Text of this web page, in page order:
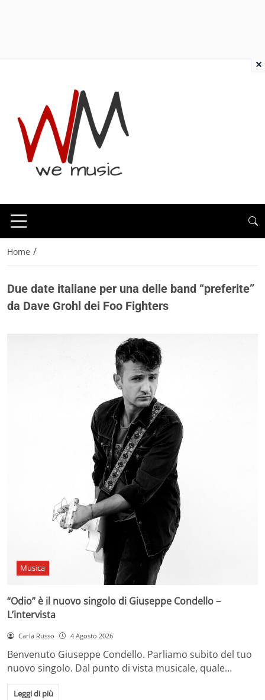
Home /
Due date italiane per una delle band “preferite”
da Dave Grohl dei Foo Fighters
Musica
“Odio” è il nuovo singolo di Giuseppe Condello –
L’intervista
Carla Russo 4 Agosto 2026
Benvenuto Giuseppe Condello. Parliamo subito del tuo
nuovo singolo. Dal punto di vista musicale, quale…
Leggi di più
×